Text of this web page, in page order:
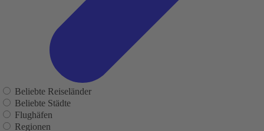
Beliebte Reiseländer
Beliebte Städte
Flughäfen
Regionen